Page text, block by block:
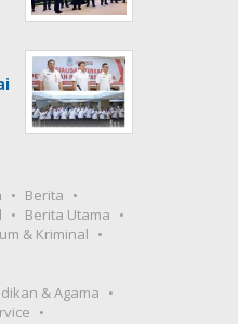
Berita
Berita Utama
& Kriminal
& Agama